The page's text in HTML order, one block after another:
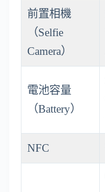
前置相機
（Selfie
Camera）
電池容量
（Battery）
NFC